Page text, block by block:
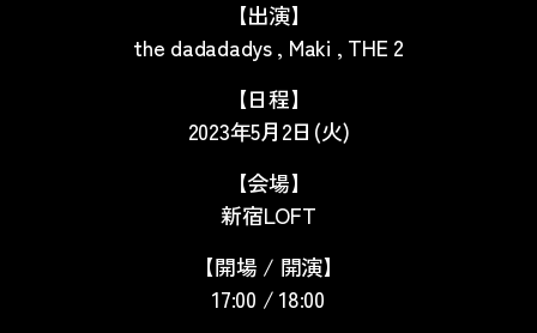
【出演】
the dadadadys , Maki , THE 2
【日程】
2023年5月2日(火)
【会場】
新宿LOFT
【開場 / 開演】
17:00 / 18:00